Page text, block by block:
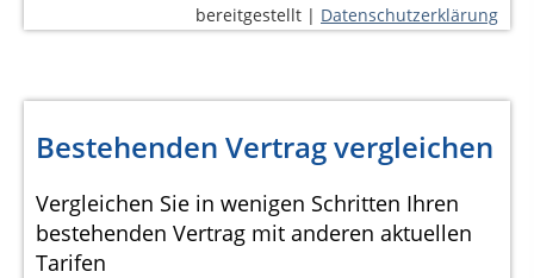
bereitgestellt | Datenschutzerklärung
Bestehenden Vertrag vergleichen
Vergleichen Sie in wenigen Schritten Ihren
bestehenden Vertrag mit anderen aktuellen
Tarifen